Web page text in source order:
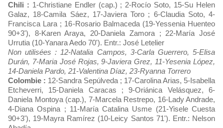
Chili : 1-Christiane Endler (cap.) ; 2-Rocío Soto, 15-Su Helen
Galaz, 18-Camila Sáez, 17-Javiera Toro ; 6-Claudia Soto, 4-
Francisca Lara ; 16-Rosario Balmaceda (19-Yessenia Huenteo
90+3'), 8-Karen Araya, 20-Daniela Zamora ; 22-María José
Urrutia (10-Yanara Aedo 70'). Entr.: José Letelier
Non utilisées : 12-Natalia Campos, 3-Carla Guerrero, 5-Elisa
Durán, 7-Maria José Rojas, 9-Javiera Grez, 11-Yesenia López,
14-Daniela Pardo, 21-Valentina Díaz, 23-Ryanna Torrero
Colombie : 12-Sandra Sepúlveda ; 17-Carolina Arias, 5-Isabella
Etcheverri, 15-Daniela Caracas ; 9-Oriánica Velásquez, 6-
Daniela Montoya (cap.), 7-Marcela Restrepo, 16-Lady Andrade,
4-Diana Ospina ; 11-María Catalina Usme (21-Yisele Cuesta
90+3'), 19-Mayra Ramírez (10-Leicy Santos 71'). Entr.: Nelson